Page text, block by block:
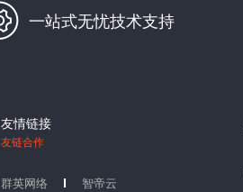
一站式无忧技术支持
友情链接
友链合作
群英网络
智帝云